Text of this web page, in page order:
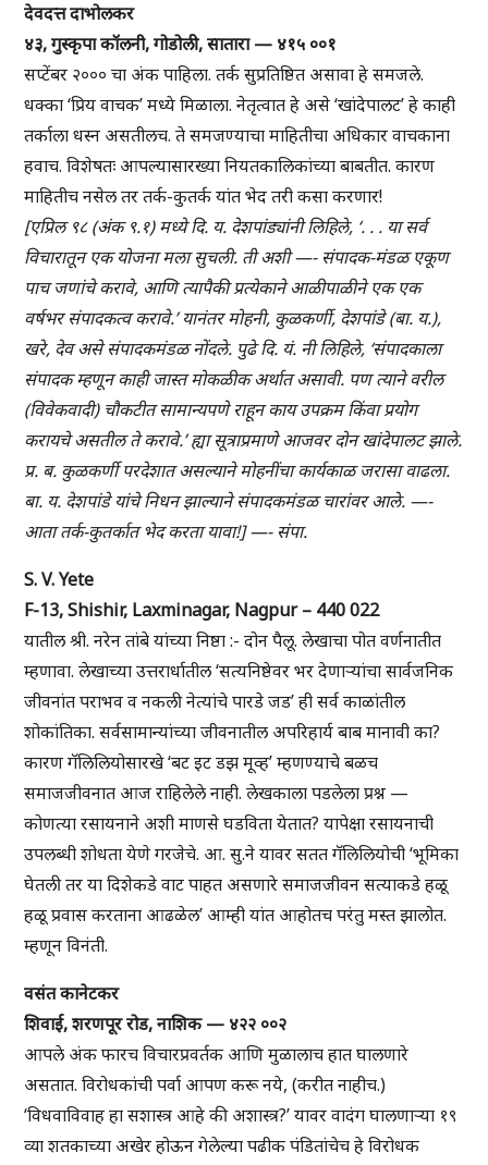
देवदत्त दाभोलकर
४३, गुस्कृपा कॉलनी, गोडोली, सातारा — ४१५ ००१
सप्टेंबर २००० चा अंक पाहिला. तर्क सुप्रतिष्ठित असावा हे समजले.
धक्का ‘प्रिय वाचक’ मध्ये मिळाला. नेतृत्वात हे असे ‘खांदेपालट’ हे काही
तर्काला धस्न असतीलच. ते समजण्याचा माहितीचा अधिकार वाचकाना
हवाच. विशेषतः आपल्यासारख्या नियतकालिकांच्या बाबतीत. कारण
माहितीच नसेल तर तर्क-कुतर्क यांत भेद तरी कसा करणार!
[एप्रिल ९८ (अंक ९.१) मध्ये दि. य. देशपांड्यांनी लिहिले, ‘. . . या सर्व
विचारातून एक योजना मला सुचली. ती अशी —- संपादक-मंडळ एकूण
पाच जणांचे करावे, आणि त्यापैकी प्रत्येकाने आळीपाळीने एक एक
वर्षभर संपादकत्व करावे.’ यानंतर मोहनी, कुळकर्णी, देशपांडे (बा. य.),
खरे, देव असे संपादकमंडळ नोंदले. पुढे दि. यं. नी लिहिले, ‘संपादकाला
संपादक म्हणून काही जास्त मोकळीक अर्थात असावी. पण त्याने वरील
(विवेकवादी) चौकटीत सामान्यपणे राहून काय उपक्रम किंवा प्रयोग
करायचे असतील ते करावे.’ ह्या सूत्राप्रमाणे आजवर दोन खांदेपालट झाले.
प्र. ब. कुळकर्णी परदेशात असल्याने मोहनींचा कार्यकाळ जरासा वाढला.
बा. य. देशपांडे यांचे निधन झाल्याने संपादकमंडळ चारांवर आले. —-
आता तर्क-कुतर्कात भेद करता यावा!] —- संपा.
S. V. Yete
F-13, Shishir, Laxminagar, Nagpur – 440 022
यातील श्री. नरेन तांबे यांच्या निष्ठा :- दोन पैलू. लेखाचा पोत वर्णनातीत
म्हणावा. लेखाच्या उत्तरार्धातील ‘सत्यनिष्ठेवर भर देणाऱ्यांचा सार्वजनिक
जीवनांत पराभव व नकली नेत्यांचे पारडे जड’ ही सर्व काळांतील
शोकांतिका. सर्वसामान्यांच्या जीवनातील अपरिहार्य बाब मानावी का?
कारण गॅलिलियोसारखे ‘बट इट डझ मूव्ह’ म्हणण्याचे बळच
समाजजीवनात आज राहिलेले नाही. लेखकाला पडलेला प्रश्न —
कोणत्या रसायनाने अशी माणसे घडविता येतात? यापेक्षा रसायनाची
उपलब्धी शोधता येणे गरजेचे. आ. सु.ने यावर सतत गॅलिलियोची ‘भूमिका
घेतली तर या दिशेकडे वाट पाहत असणारे समाजजीवन सत्याकडे हळू
हळू प्रवास करताना आढळेल’ आम्ही यांत आहोतच परंतु मस्त झालोत.
म्हणून विनंती.
वसंत कानेटकर
शिवाई, शरणपूर रोड, नाशिक — ४२२ ००२
आपले अंक फारच विचारप्रवर्तक आणि मुळालाच हात घालणारे
असतात. विरोधकांची पर्वा आपण करू नये, (करीत नाहीच.)
‘विधवाविवाह हा सशास्त्र आहे की अशास्त्र?’ यावर वादंग घालणाऱ्या १९
व्या शतकाच्या अखेर होऊन गेलेल्या पढीक पंडितांचेच हे विरोधक